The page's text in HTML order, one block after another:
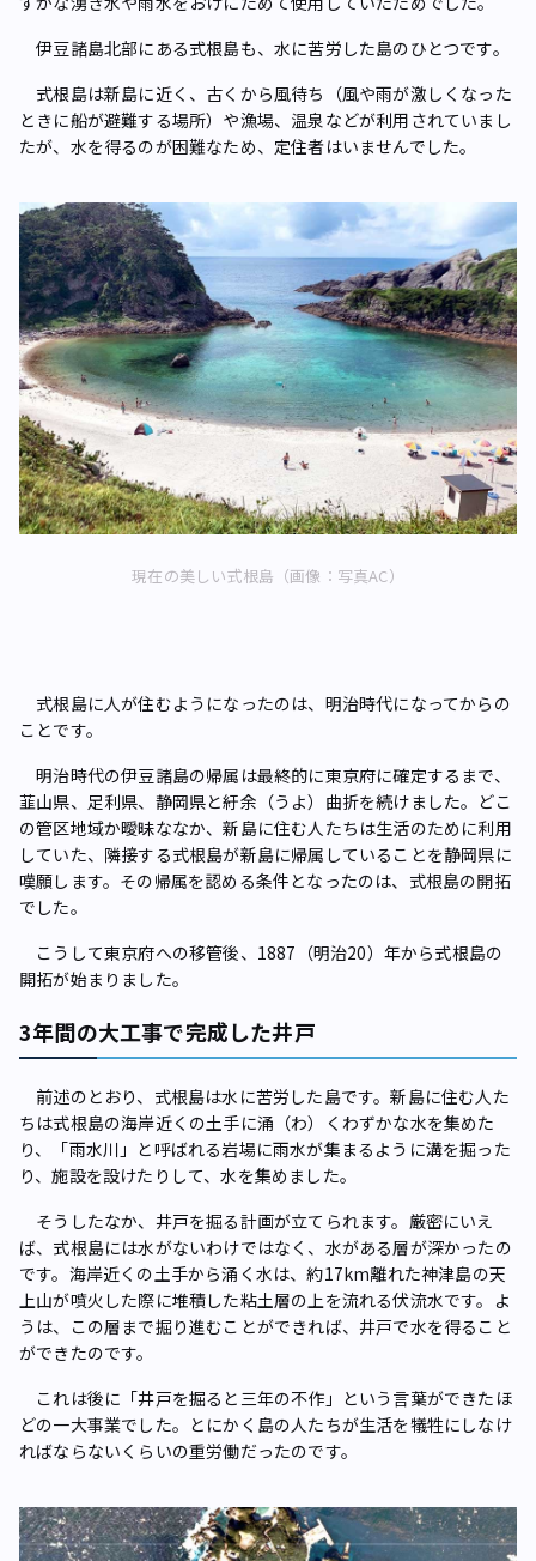
伊豆諸島北部にある式根島も、水に苦労した島のひとつです。
式根島は新島に近く、古くから風待ち（風や雨が激しくなった
ときに船が避難する場所）や漁場、温泉などが利用されていまし
たが、水を得るのが困難なため、定住者はいませんでした。
現在の美しい式根島（画像：写真AC）
式根島に人が住むようになったのは、明治時代になってからの
ことです。
明治時代の伊豆諸島の帰属は最終的に東京府に確定するまで、
韮山県、足利県、静岡県と紆余（うよ）曲折を続けました。どこ
の管区地域か曖昧ななか、新島に住む人たちは生活のために利用
していた、隣接する式根島が新島に帰属していることを静岡県に
嘆願します。その帰属を認める条件となったのは、式根島の開拓
でした。
こうして東京府への移管後、1887（明治20）年から式根島の
開拓が始まりました。
3年間の大工事で完成した井戸
前述のとおり、式根島は水に苦労した島です。新島に住む人た
ちは式根島の海岸近くの土手に涌（わ）くわずかな水を集めた
り、「雨水川」と呼ばれる岩場に雨水が集まるように溝を掘った
り、施設を設けたりして、水を集めました。
そうしたなか、井戸を掘る計画が立てられます。厳密にいえ
ば、式根島には水がないわけではなく、水がある層が深かったの
です。海岸近くの土手から涌く水は、約17km離れた神津島の天
上山が噴火した際に堆積した粘土層の上を流れる伏流水です。よ
うは、この層まで掘り進むことができれば、井戸で水を得ること
ができたのです。
これは後に「井戸を掘ると三年の不作」という言葉ができたほ
どの一大事業でした。とにかく島の人たちが生活を犠牲にしなけ
ればならないくらいの重労働だったのです。